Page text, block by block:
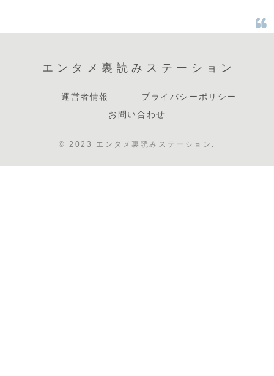
エンタメ裏読みステーション
運営者情報
プライバシーポリシー
お問い合わせ
© 2023 エンタメ裏読みステーション.